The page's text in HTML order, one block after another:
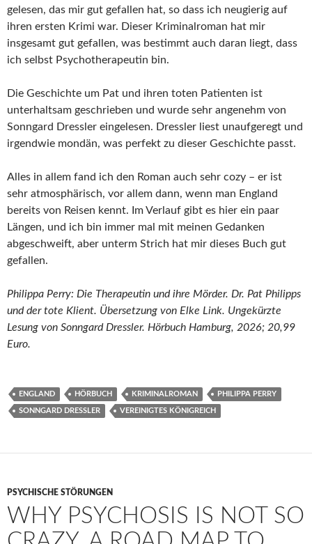
gelesen, das mir gut gefallen hat, so dass ich neugierig auf
ihren ersten Krimi war. Dieser Kriminalroman hat mir
insgesamt gut gefallen, was bestimmt auch daran liegt, dass
ich selbst Psychotherapeutin bin.
Die Geschichte um Pat und ihren toten Patienten ist
unterhaltsam geschrieben und wurde sehr angenehm von
Sonngard Dressler eingelesen. Dressler liest unaufgeregt und
irgendwie mondän, was perfekt zu dieser Geschichte passt.
Alles in allem fand ich den Roman auch sehr cozy – er ist
sehr atmosphärisch, vor allem dann, wenn man England
bereits von Reisen kennt. Im Verlauf gibt es hier ein paar
Längen, und ich bin immer mal mit meinen Gedanken
abgeschweift, aber unterm Strich hat mir dieses Buch gut
gefallen.
Philippa Perry: Die Therapeutin und ihre Mörder. Dr. Pat Philipps
und der tote Klient. Übersetzung von Elke Link. Ungekürzte
Lesung von Sonngard Dressler. Hörbuch Hamburg, 2026; 20,99
Euro.
ENGLAND HÖRBUCH KRIMINALROMAN PHILIPPA PERRY
SONNGARD DRESSLER VEREINIGTES KÖNIGREICH
PSYCHISCHE STÖRUNGEN
WHY PSYCHOSIS IS NOT SO